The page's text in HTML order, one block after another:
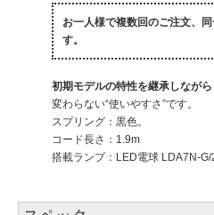
お一人様で複数回のご注文、
す。
初期モデルの特性を継承しなが
変わらない“使いやすさ”です。
スプリング：黒色。
コード長さ：1.9m
搭載ランプ：LED電球 LDA7N-